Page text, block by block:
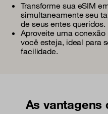
Transforme sua eSIM
simultaneamente seu
de seus entes queridos.
Aproveite uma
você esteja, ideal para
facilidade.
As vantagens